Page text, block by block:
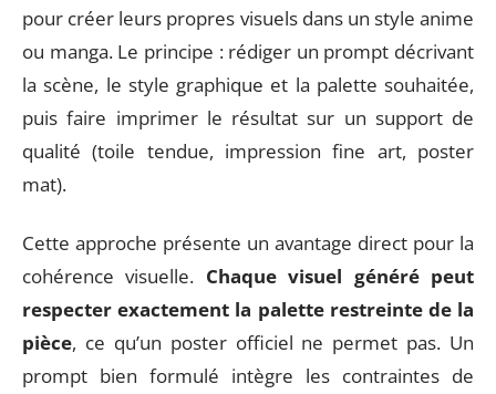
pour créer leurs propres visuels dans un style anime
ou manga. Le principe : rédiger un prompt décrivant
la scène, le style graphique et la palette souhaitée,
puis faire imprimer le résultat sur un support de
qualité (toile tendue, impression fine art, poster
mat).
Cette approche présente un avantage direct pour la
cohérence visuelle. Chaque visuel généré peut
respecter exactement la palette restreinte de la
pièce, ce qu’un poster officiel ne permet pas. Un
prompt bien formulé intègre les contraintes de